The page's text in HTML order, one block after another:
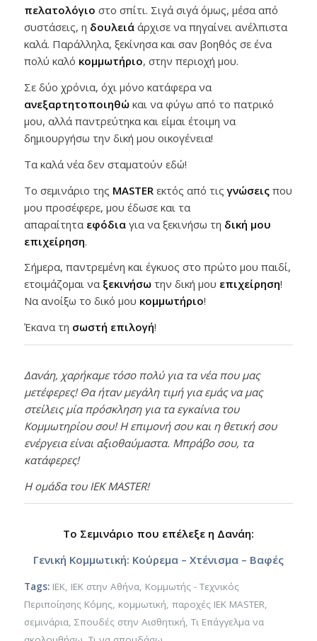
πελατολόγιο στο σπίτι. Σιγά σιγά όμως, μέσα από
συστάσεις, η δουλειάάρχισε να πηγαίνει ανέλπιστα
καλά. Παράλληλα, ξεκίνησα και σαν βοηθός σε ένα
πολύ καλό κομμωτήριο, στην περιοχή μου.
Σε δύο χρόνια, όχι μόνο κατάφερα να
ανεξαρτητοποιηθώκαι να φύγω από το πατρικό
μου, αλλά παντρεύτηκα και είμαι έτοιμη να
δημιουργήσω την δική μου οικογένεια!
Τα καλά νέα δεν σταματούν εδώ!
Το σεμινάριο της MASTER εκτός από τιςγνώσειςπου
μου προσέφερε, μου έδωσε και τα
απαραίτητα εφόδιαγια να ξεκινήσω τη δική μου
επιχείρηση.
Σήμερα, παντρεμένη και έγκυος στο πρώτο μου παιδί,
ετοιμάζομαι να ξεκινήσωτην δική μου επιχείρηση!
Να ανοίξω το δικό μου κομμωτήριο!
Έκανα τη σωστή επιλογή!
Δανάη, χαρήκαμε τόσο πολύ για τα νέα που μας
μετέφερες! Θα ήταν μεγάλη τιμή για εμάς να μας
στείλεις μία πρόσκληση για τα εγκαίνια του
Κομμωτηρίου σου! Η επιμονή σου και η θετική σου
ενέργεια είναι αξιοθαύμαστα. Μπράβο σου, τα
κατάφερες!
Η ομάδα του IEK MASTER!
Το Σεμινάριο που επέλεξε η Δανάη:
Γενική Κομμωτική: Κούρεμα – Χτένισμα – Βαφές
Tags: ΙΕΚ, ΙΕΚ στην Αθήνα, Κομμωτής - Τεχνικός
Περιποίησης Κόμης, κομμωτική, παροχές ΙΕΚ MASTER,
σεμινάρια, Σπουδές στην Αισθητική, Τι Επάγγελμα να